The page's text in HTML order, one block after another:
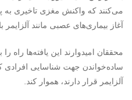
می‌کنند که واکنش مغزی تاخیری
آغاز بیماری‌های عصبی مانند آلزایمر
محققان امیدوارند این یافته‌ها راه
ساده‌خواندن جهت شناسایی افرادی
آلزایمر قرار دارند، هموار کند.